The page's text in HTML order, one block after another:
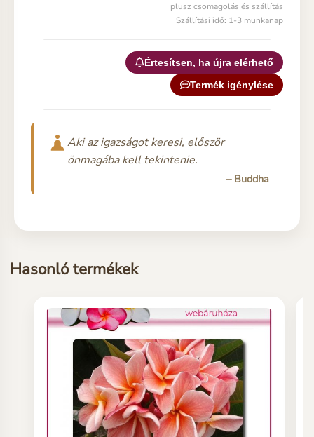
plusz csomagolás és szállítás
Szállítási idő: 1-3 munkanap
Értesítsen, ha újra elérhető
Termék igénylése
Aki az igazságot keresi, először
önmagába kell tekintenie.
– Buddha
Hasonló termékek